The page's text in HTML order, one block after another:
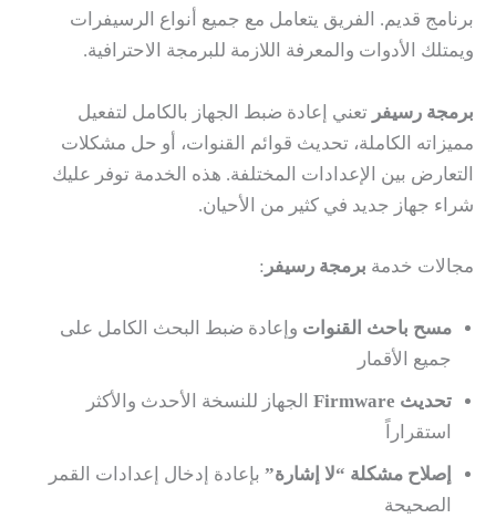
برنامج قديم. الفريق يتعامل مع جميع أنواع الرسيفرات
ويمتلك الأدوات والمعرفة اللازمة للبرمجة الاحترافية.
برمجة رسيفر تعني إعادة ضبط الجهاز بالكامل لتفعيل
مميزاته الكاملة، تحديث قوائم القنوات، أو حل مشكلات
التعارض بين الإعدادات المختلفة. هذه الخدمة توفر عليك
شراء جهاز جديد في كثير من الأحيان.
مجالات خدمة برمجة رسيفر :
مسح باحث القنوات وإعادة ضبط البحث الكامل على
جميع الأقمار
تحديث Firmware
الجهاز للنسخة الأحدث والأكثر
استقراراً
إصلاح مشكلة “لا إشارة” بإعادة إدخال إعدادات القمر
الصحيحة